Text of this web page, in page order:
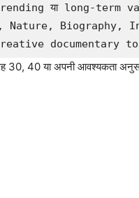
या long-term
Nature, Biography,
documentary
40 या अपनी आवश्यकता